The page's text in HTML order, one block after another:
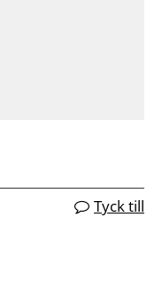
Tyck till